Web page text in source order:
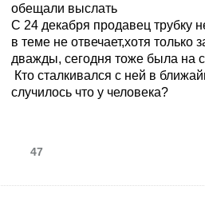
обещали выслать
С 24 декабря продавец трубку
в теме не отвечает,хотя только
дважды, сегодня тоже была на
Кто сталкивался с ней в
случилось что у человека?
47